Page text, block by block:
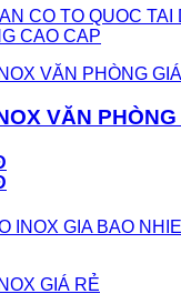
CO TO QUOC TAI
CAO CAP
VĂN
INOX GIA BAO